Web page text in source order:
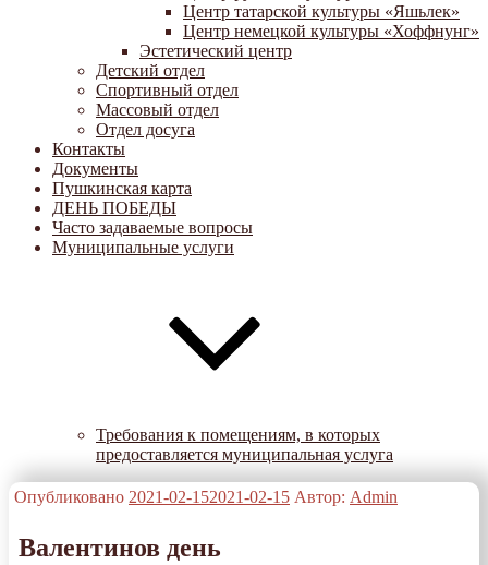
Центр татарской культуры «Яшьлек»
Центр немецкой культуры «Хоффнунг»
Эстетический центр
Детский отдел
Спортивный отдел
Массовый отдел
Отдел досуга
Контакты
Документы
Пушкинская карта
ДЕНЬ ПОБЕДЫ
Часто задаваемые вопросы
Муниципальные услуги
Требования к помещениям, в которых
предоставляется муниципальная услуга
Опубликовано 2021-02-152021-02-15 Автор: Admin
Валентинов день